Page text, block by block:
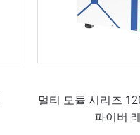
멀티 모듈 시리즈
파이버